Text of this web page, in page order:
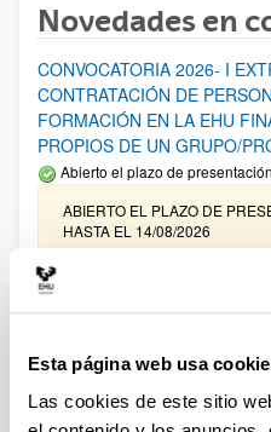
Esta página web usa
Las cookies de este sitio
Novedades en
CONVOCATORIA 2026- I
CONTRATACIÓN DE
FORMACIÓN EN LA EHU
PROPIOS DE UN GRUPO/
Abierto el plazo de
ABIERTO EL PLAZO DE
HASTA EL 14/08/2026
Ayudas para financiación de
infraestructura científica y
Trámite abierto
25/03/2026: Corrección de
solicitudes admitidas y